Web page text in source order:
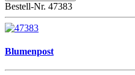
Bestell-Nr. 47383
Blumenpost